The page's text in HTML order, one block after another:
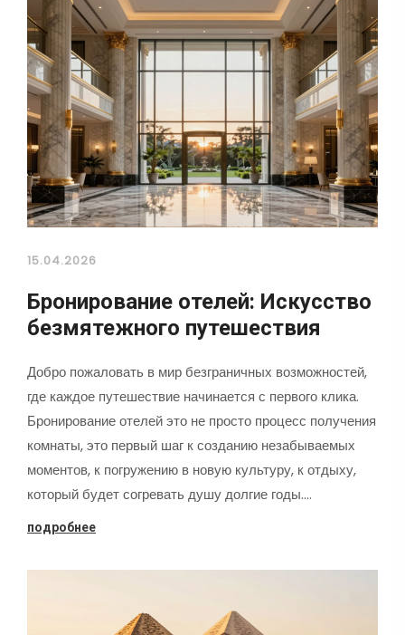
15.04.2026
Бронирование отелей: Искусство
безмятежного путешествия
Добро пожаловать в мир безграничных возможностей,
где каждое путешествие начинается с первого клика.
Бронирование отелей это не просто процесс получения
комнаты, это первый шаг к созданию незабываемых
моментов, к погружению в новую культуру, к отдыху,
который будет согревать душу долгие годы.…
подробнее